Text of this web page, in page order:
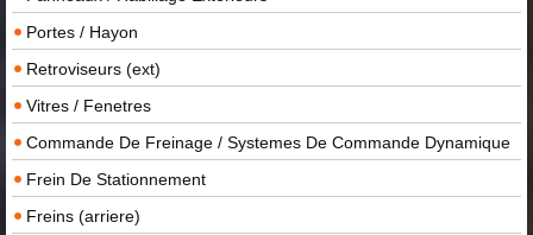
Portes / Hayon
Retroviseurs (ext)
Vitres / Fenetres
Commande De Freinage / Systemes De Commande Dynamique
Frein De Stationnement
Freins (arriere)